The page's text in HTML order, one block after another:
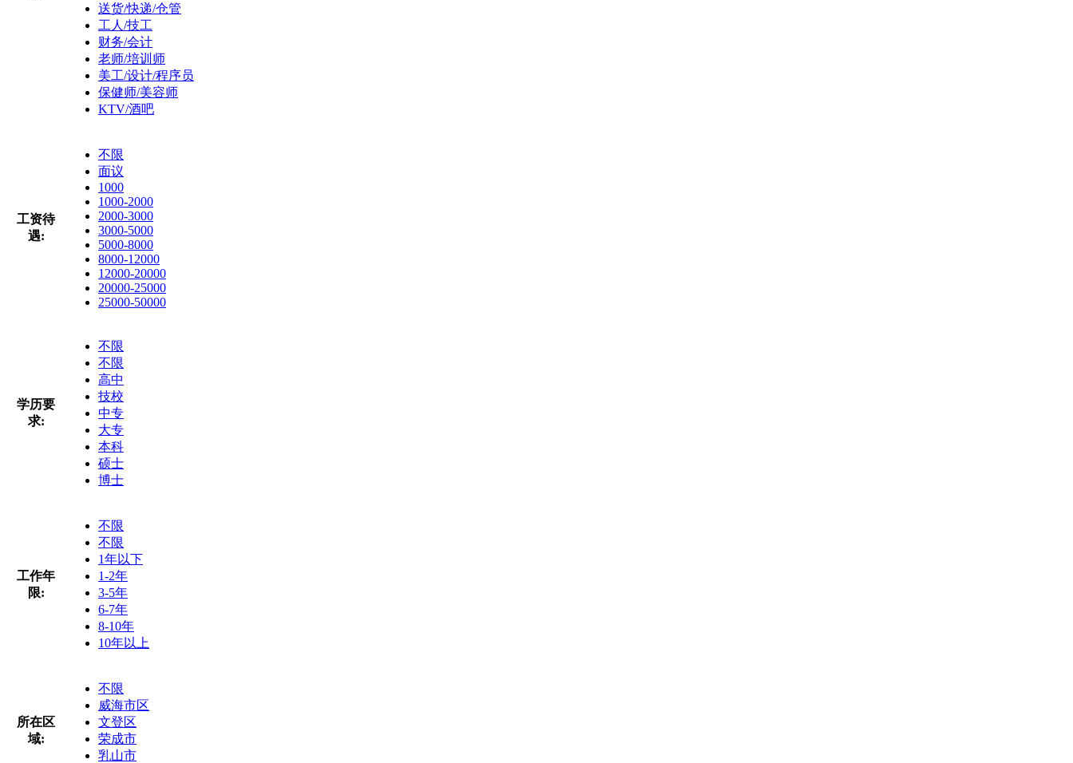
送货/快递/仓管
工人/技工
财务/会计
老师/培训师
美工/设计/程序员
保健师/美容师
KTV/酒吧
工资待
遇:
不限
面议
1000
1000-2000
2000-3000
3000-5000
5000-8000
8000-12000
12000-20000
20000-25000
25000-50000
学历要
求:
不限
不限
高中
技校
中专
大专
本科
硕士
博士
工作年
限:
不限
不限
1年以下
1-2年
3-5年
6-7年
8-10年
10年以上
所在区
域:
不限
威海市区
文登区
荣成市
乳山市